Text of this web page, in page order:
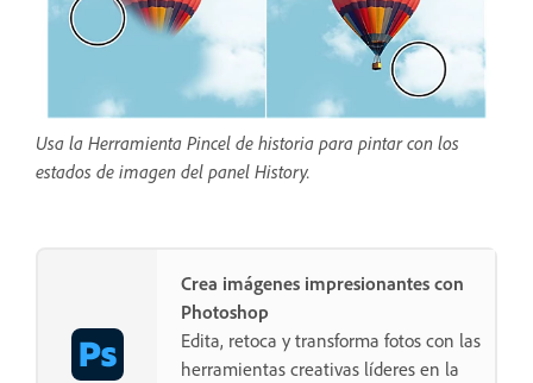
Usa la Herramienta Pincel de historia para pintar con los
estados de imagen del panel History.
Crea imágenes impresionantes con
Photoshop
Edita, retoca y transforma fotos con las
herramientas creativas líderes en la